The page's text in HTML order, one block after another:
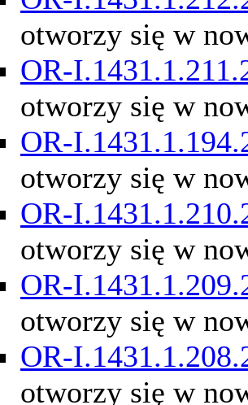
otworzy się w
OR-
otworzy się w
OR-
otworzy się w
OR-
otworzy się w
OR-
otworzy się w
OR-
otworzy się w